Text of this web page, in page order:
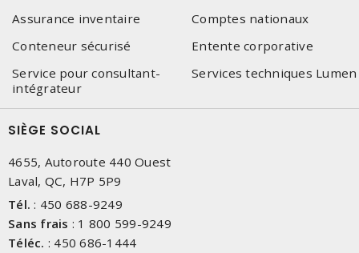
Assurance inventaire
Comptes nationaux
Conteneur sécurisé
Entente corporative
Service pour consultant-
intégrateur
Services techniques Lumen
SIÈGE SOCIAL
4655, Autoroute 440 Ouest
Laval, QC, H7P 5P9
Tél. : 450 688-9249
Sans frais : 1 800 599-9249
Téléc. : 450 686-1444